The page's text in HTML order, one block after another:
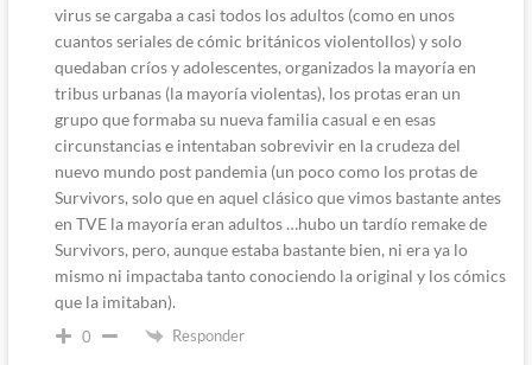
virus se cargaba a casi todos los adultos (como en unos
cuantos seriales de cómic británicos violentollos) y solo
quedaban críos y adolescentes, organizados la mayoría en
tribus urbanas (la mayoría violentas), los protas eran un
grupo que formaba su nueva familia casual e en esas
circunstancias e intentaban sobrevivir en la crudeza del
nuevo mundo post pandemia (un poco como los protas de
Survivors, solo que en aquel clásico que vimos bastante antes
en TVE la mayoría eran adultos …hubo un tardío remake de
Survivors, pero, aunque estaba bastante bien, ni era ya lo
mismo ni impactaba tanto conociendo la original y los cómics
que la imitaban).
0 Responder